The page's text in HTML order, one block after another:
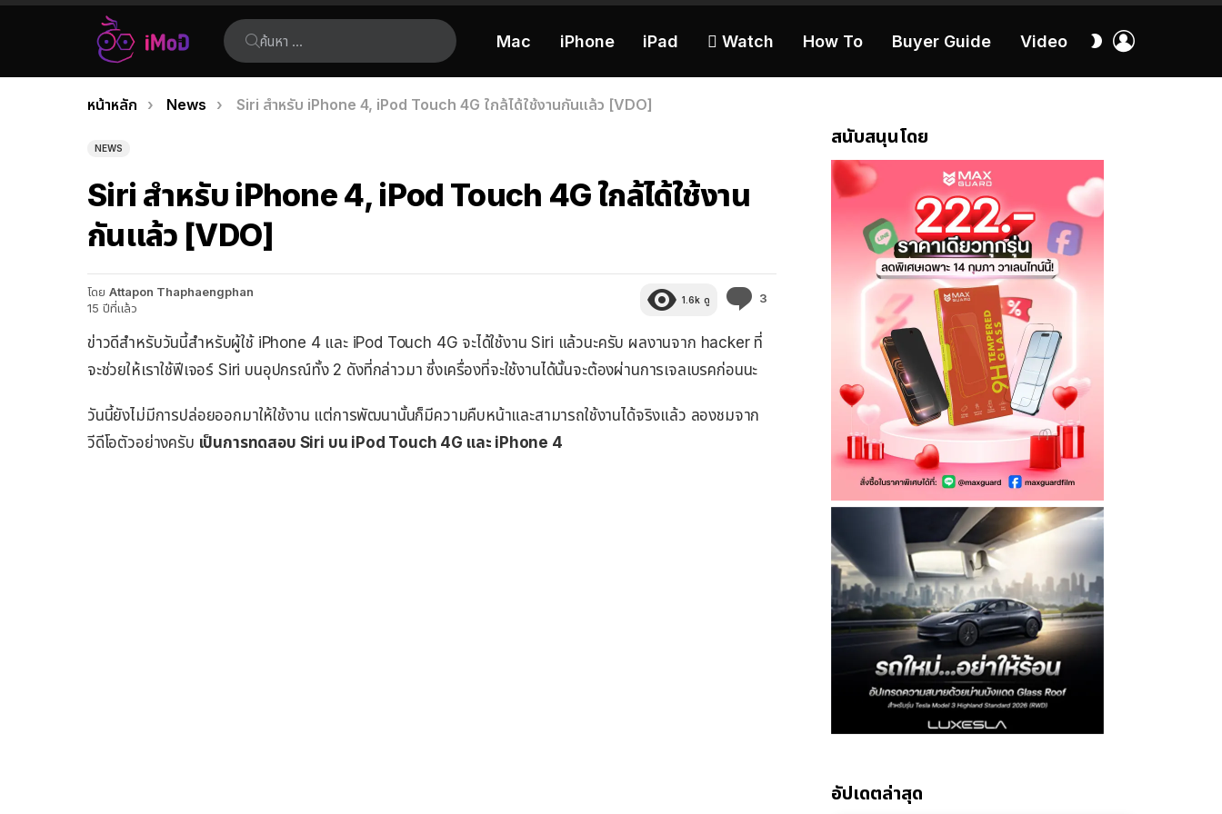
ค้นหา:
Mac iPhone iPad  Watch How To Buyer Guide Video
สลับ
เรื่อง
ล่าสุด
คุณอยู่ที่นี่:
หน้าหลัก News Siri สำหรับ iPhone 4, iPod Touch 4G ใกล้ได้ใช้งานกันแล้ว [VDO]
NEWS
Siri สำหรับ iPhone 4, iPod Touch 4G ใกล้ได้ใช้งาน
กันแล้ว [VDO]
โดย Attapon Thaphaengphan
15 ปีที่แล้ว
1.6k ดู 3
ข่าวดีสำหรับวันนี้สำหรับผู้ใช้ iPhone 4 และ iPod Touch 4G จะได้ใช้งาน Siri แล้วนะครับ ผลงานจาก hacker ที่
จะช่วยให้เราใช้ฟีเจอร์ Siri บนอุปกรณ์ทั้ง 2 ดังที่กล่าวมา ซึ่งเครื่องที่จะใช้งานได้นั้นจะต้องผ่านการเจลเบรคก่อนนะ
วันนี้ยังไม่มีการปล่อยออกมาให้ใช้งาน แต่การพัฒนานั้นก็มีความคืบหน้าและสามารถใช้งานได้จริงแล้ว ลองชมจาก
วีดีโอตัวอย่างครับ เป็นการทดสอบ Siri บน iPod Touch 4G และ iPhone 4
สนับสนุนโดย
อัปเดตล่าสุด